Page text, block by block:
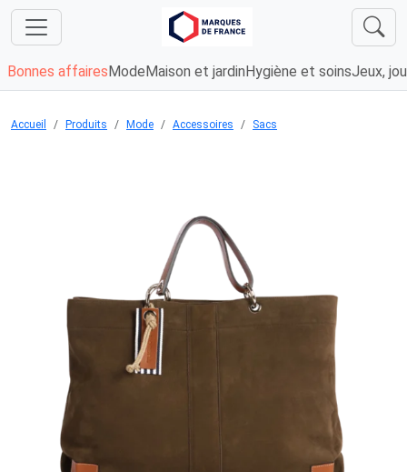
Bonnes affaires Mode Maison et jardin Hygiène et soinsJeux,
Accueil Produits Mode Accessoires Sacs